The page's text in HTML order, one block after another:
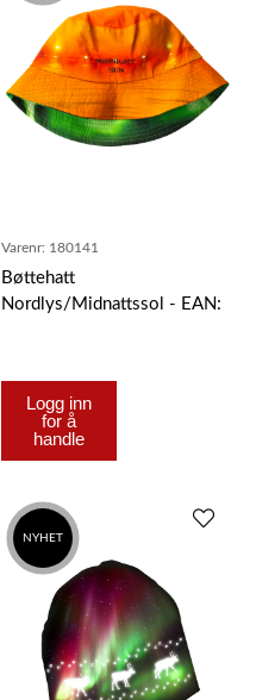
Varenr: 180141
Bøttehatt
Nordlys/Midnattssol - EAN:
Logg inn
for å
handle
NYHET